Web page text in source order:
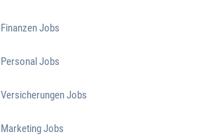
Finanzen Jobs
Personal Jobs
Versicherungen Jobs
Marketing Jobs